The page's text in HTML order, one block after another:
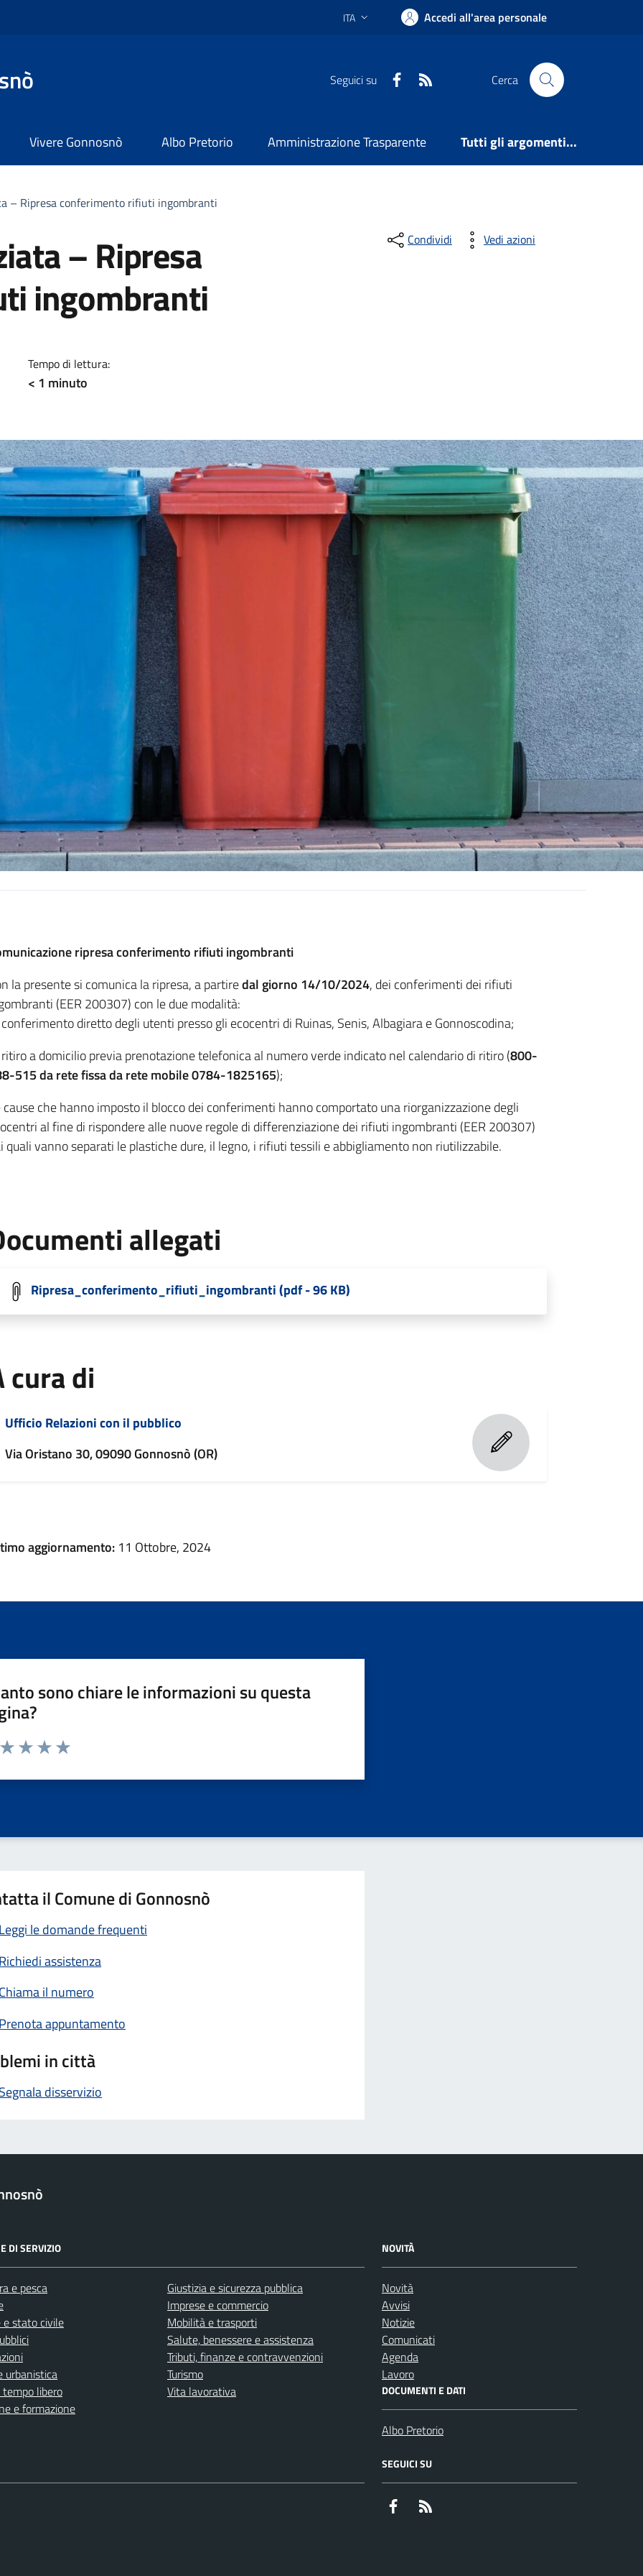
Lingua attiva:
ITA Accedi all'area personale
Seguici su Facebook Cerca
Vivere Gonnosnò Albo Pretorio Amministrazione Trasparente Tutti gli argomenti...
– Ripresa conferimento rifiuti ingombranti
– Ripresa
ingombranti
Tempo di lettura:
< 1 minuto
Condividi Vedi azioni
ripresa conferimento rifiuti ingombranti
la presente si comunica la ripresa, a partiredal giorno 14/10/2024, dei conferimenti dei rifiuti
(EER 200307) con le due modalità:
diretto degli utenti presso gli ecocentri di Ruinas, Senis, Albagiara e Gonnoscodina;
a domicilio previa prenotazione telefonica al numero verde indicato nel calendario di ritiro (800-
515 da rete fissa da rete mobile 0784-1825165);
cause che hanno imposto il blocco dei conferimenti hanno comportato una riorganizzazione degli
al fine di rispondere alle nuove regole di differenziazione dei rifiuti ingombranti (EER 200307)
quali vanno separati le plastiche dure, il legno, i rifiuti tessili e abbigliamento non riutilizzabile.
allegati
Ripresa_conferimento_rifiuti_ingombranti (pdf - 96 KB)
cura di
Ufficio Relazioni con il pubblico
Via Oristano 30, 09090 Gonnosnò (OR)
aggiornamento: 11 Ottobre, 2024
sono chiare le informazioni su questa
da 1 a 5 stelle la pagina
il Comune di Gonnosnò
le domande frequenti
assistenza
il numero
appuntamento
in città
disservizio
DI SERVIZIO
e pesca
e stato civile
urbanistica
libero
e formazione
Giustizia e sicurezza pubblica
Imprese e commercio
Mobilità e trasporti
Salute, benessere e assistenza
Tributi, finanze e contravvenzioni
Turismo
Vita lavorativa
NOVITÀ
Novità
Avvisi
Notizie
Comunicati
Agenda
Lavoro
DOCUMENTI E DATI
Albo Pretorio
SEGUICI SU
Facebook